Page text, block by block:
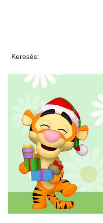
Keresés: